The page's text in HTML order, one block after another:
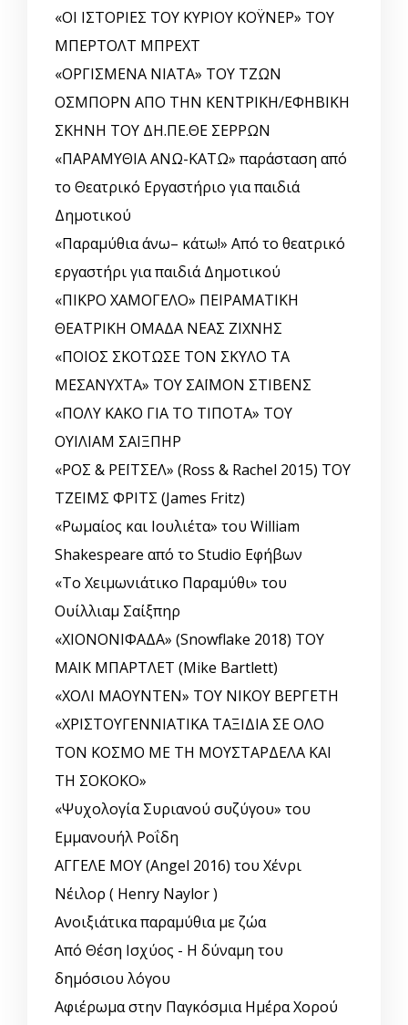
«ΟΙ ΙΣΤΟΡΙΕΣ ΤΟΥ ΚΥΡΙΟΥ ΚΟΫΝΕΡ» ΤΟΥ
ΜΠΕΡΤΟΛΤ ΜΠΡΕΧΤ
«ΟΡΓΙΣΜΕΝΑ ΝΙΑΤΑ» ΤΟΥ ΤΖΩΝ
ΟΣΜΠΟΡΝ ΑΠΟ ΤΗΝ ΚΕΝΤΡΙΚΗ/ΕΦΗΒΙΚΗ
ΣΚΗΝΗ ΤΟΥ ΔΗ.ΠΕ.ΘΕ ΣΕΡΡΩΝ
«ΠΑΡΑΜΥΘΙΑ ΑΝΩ-ΚΑΤΩ» παράσταση από
το Θεατρικό Εργαστήριο για παιδιά
Δημοτικού
«Παραμύθια άνω– κάτω!» Από το θεατρικό
εργαστήρι για παιδιά Δημοτικού
«ΠΙΚΡΟ ΧΑΜΟΓΕΛΟ» ΠΕΙΡΑΜΑΤΙΚΗ
ΘΕΑΤΡΙΚΗ ΟΜΑΔΑ ΝΕΑΣ ΖΙΧΝΗΣ
«ΠΟΙΟΣ ΣΚΟΤΩΣΕ ΤΟΝ ΣΚΥΛΟ ΤΑ
ΜΕΣΑΝΥΧΤΑ» ΤΟΥ ΣΑΪΜΟΝ ΣΤΙΒΕΝΣ
«ΠΟΛΥ ΚΑΚΟ ΓΙΑ ΤΟ ΤΙΠΟΤΑ» ΤΟΥ
ΟΥΙΛΙΑΜ ΣΑΙΞΠΗΡ
«ΡΟΣ & ΡΕΪΤΣΕΛ» (Ross & Rachel 2015) ΤΟΥ
ΤΖΕΙΜΣ ΦΡΙΤΣ (James Fritz)
«Ρωμαίος και Ιουλιέτα» του William
Shakespeare από το Studio Εφήβων
«Το Χειμωνιάτικο Παραμύθι» του
Ουίλλιαμ Σαίξπηρ
«ΧΙΟΝΟΝΙΦΑΔΑ» (Snowflake 2018) ΤΟΥ
ΜΑΙΚ ΜΠΑΡΤΛΕΤ (Mike Bartlett)
«ΧΟΛΙ ΜΑΟΥΝΤΕΝ» ΤΟΥ ΝΙΚΟΥ ΒΕΡΓΕΤΗ
«ΧΡΙΣΤΟΥΓΕΝΝΙΑΤΙΚΑ ΤΑΞΙΔΙΑ ΣΕ ΟΛΟ
ΤΟΝ ΚΟΣΜΟ ΜΕ ΤΗ ΜΟΥΣΤΑΡΔΕΛΑ ΚΑΙ
ΤΗ ΣΟΚΟΚΟ»
«Ψυχολογία Συριανού συζύγου» του
Εμμανουήλ Ροΐδη
ΑΓΓΕΛΕ ΜΟΥ (Angel 2016) του Χένρι
Νέιλορ ( Henry Naylor )
Ανοιξιάτικα παραμύθια με ζώα
Από Θέση Ισχύος - Η δύναμη του
δημόσιου λόγου
Αφιέρωμα στην Παγκόσμια Ημέρα Χορού